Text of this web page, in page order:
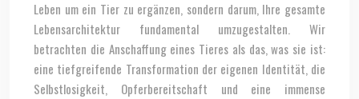
Leben um ein Tier zu ergänzen, sondern darum, Ihre gesamte
Lebensarchitektur fundamental umzugestalten. Wir
betrachten die Anschaffung eines Tieres als das, was sie ist:
eine tiefgreifende Transformation der eigenen Identität, die
Selbstlosigkeit, Opferbereitschaft und eine immense